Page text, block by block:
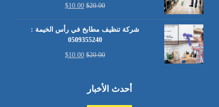
$20.00
$10.00
شركة تنظيف مطابخ في رأس الخيمة :
0509355240
$20.00
$10.00
أحدث الأخبار